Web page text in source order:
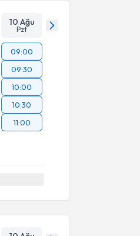
10 Ağu
Pzt
09:00
09:30
10:00
10:30
11:00